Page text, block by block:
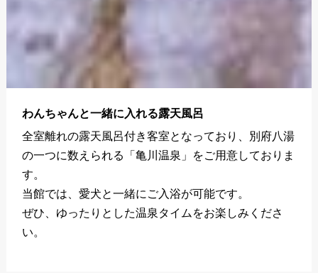
わんちゃんと一緒に入れる露天風呂
全室離れの露天風呂付き客室となっており、別府八湯
の一つに数えられる「亀川温泉」をご用意しておりま
す。
当館では、愛犬と一緒にご入浴が可能です。
ぜひ、ゆったりとした温泉タイムをお楽しみくださ
い。